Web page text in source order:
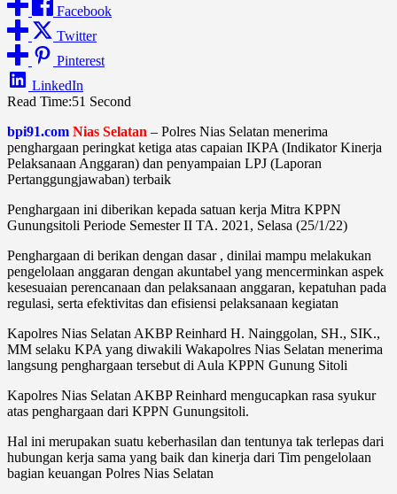
Facebook
Twitter
Pinterest
LinkedIn
Read Time:51 Second
bpi91.com Nias Selatan – Polres Nias Selatan menerima
penghargaan peringkat ketiga atas capaian IKPA (Indikator Kinerja
Pelaksanaan Anggaran) dan penyampaian LPJ (Laporan
Pertanggungjawaban) terbaik
Penghargaan ini diberikan kepada satuan kerja Mitra KPPN
Gunungsitoli Periode Semester II TA. 2021, Selasa (25/1/22)
Penghargaan di berikan dengan dasar , dinilai mampu melakukan
pengelolaan anggaran dengan akuntabel yang mencerminkan aspek
kesesuaian perencanaan dan pelaksanaan anggaran, kepatuhan pada
regulasi, serta efektivitas dan efisiensi pelaksanaan kegiatan
Kapolres Nias Selatan AKBP Reinhard H. Nainggolan, SH., SIK.,
MM selaku KPA yang diwakili Wakapolres Nias Selatan menerima
langsung penghargaan tersebut di Aula KPPN Gunung Sitoli
Kapolres Nias Selatan AKBP Reinhard mengucapkan rasa syukur
atas penghargaan dari KPPN Gunungsitoli.
Hal ini merupakan suatu keberhasilan dan tentunya tak terlepas dari
hubungan kerja sama yang baik dan kinerja dari Tim pengelolaan
bagian keuangan Polres Nias Selatan